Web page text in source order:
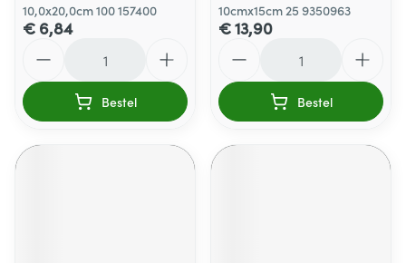
10,0x20,0cm 100 157400
€ 6,84
Bestel
10cmx15cm 25 9350963
€ 13,90
Bestel